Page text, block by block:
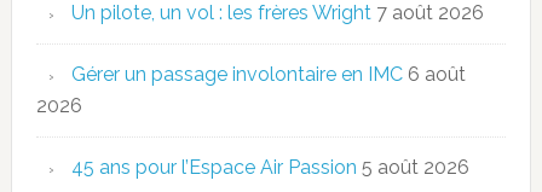
Un pilote, un vol : les frères Wright 7 août 2026
Gérer un passage involontaire en IMC 6 août
2026
45 ans pour l’Espace Air Passion 5 août 2026